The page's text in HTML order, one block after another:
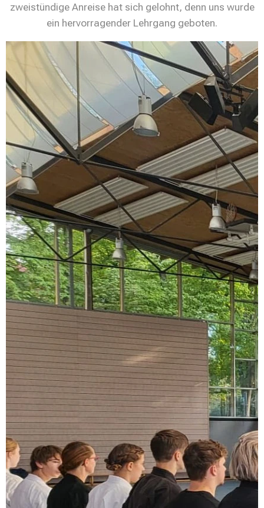
zweistündige Anreise hat sich gelohnt, denn uns wurde
ein hervorragender Lehrgang geboten.